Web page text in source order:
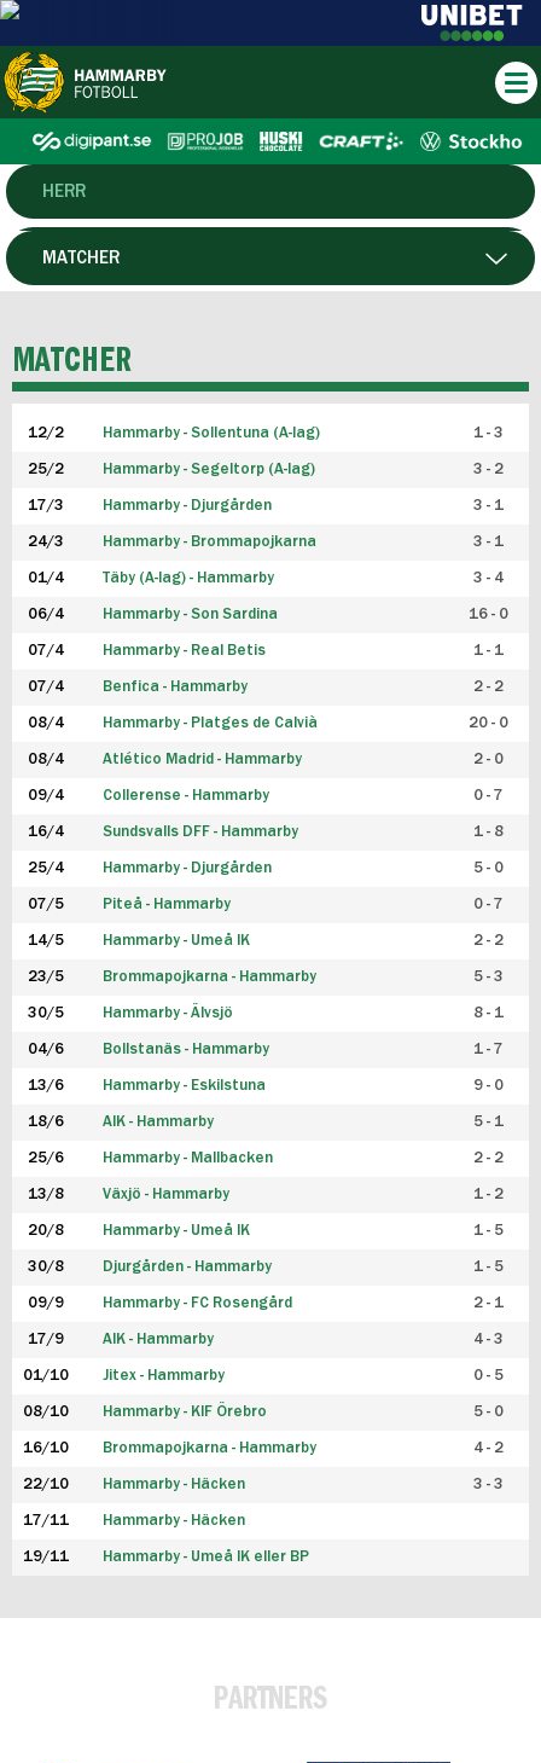
HERR
DAM
P19
F19
FUTSAL HERR
FUTSAL DAM
MATCHER
MATCHER
12/2 Hammarby - Sollentuna (A-lag) 1 - 3
25/2 Hammarby - Segeltorp (A-lag) 3 - 2
17/3 Hammarby - Djurgården 3 - 1
24/3 Hammarby - Brommapojkarna 3 - 1
01/4 Täby (A-lag) - Hammarby 3 - 4
06/4 Hammarby - Son Sardina 16 - 0
07/4 Hammarby - Real Betis 1 - 1
07/4 Benfica - Hammarby 2 - 2
08/4 Hammarby - Platges de Calvià 20 - 0
08/4 Atlético Madrid - Hammarby 2 - 0
09/4 Collerense - Hammarby 0 - 7
16/4 Sundsvalls DFF - Hammarby 1 - 8
25/4 Hammarby - Djurgården 5 - 0
07/5 Piteå - Hammarby 0 - 7
14/5 Hammarby - Umeå IK 2 - 2
23/5 Brommapojkarna - Hammarby 5 - 3
30/5 Hammarby - Älvsjö 8 - 1
04/6 Bollstanäs - Hammarby 1 - 7
13/6 Hammarby - Eskilstuna 9 - 0
18/6 AIK - Hammarby 5 - 1
25/6 Hammarby - Mallbacken 2 - 2
13/8 Växjö - Hammarby 1 - 2
20/8 Hammarby - Umeå IK 1 - 5
30/8 Djurgården - Hammarby 1 - 5
09/9 Hammarby - FC Rosengård 2 - 1
17/9 AIK - Hammarby 4 - 3
01/10 Jitex - Hammarby 0 - 5
08/10 Hammarby - KIF Örebro 5 - 0
16/10 Brommapojkarna - Hammarby 4 - 2
22/10 Hammarby - Häcken 3 - 3
17/11 Hammarby - Häcken
19/11 Hammarby - Umeå IK eller BP
PARTNERS